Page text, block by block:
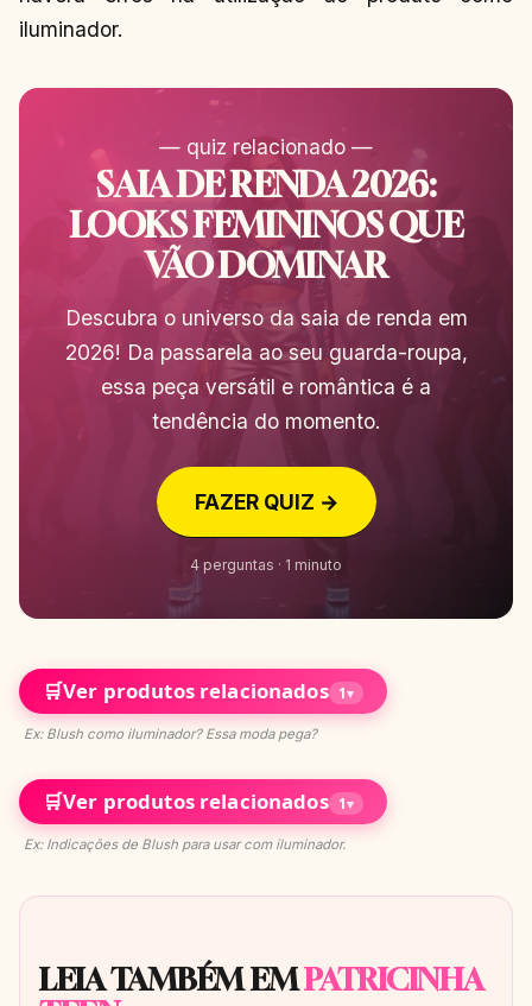
iluminador.
— quiz relacionado —
SAIA DE RENDA 2026:
LOOKS FEMININOS QUE
VÃO DOMINAR
Descubra o universo da saia de renda em
2026! Da passarela ao seu guarda-roupa,
essa peça versátil e romântica é a
tendência do momento.
FAZER QUIZ →
4 perguntas · 1 minuto
🛒Ver produtos relacionados 1▾
Ex: Blush como iluminador? Essa moda pega?
🛒Ver produtos relacionados 1▾
Ex: Indicações de Blush para usar com iluminador.
LEIA TAMBÉM EMPATRICINHA